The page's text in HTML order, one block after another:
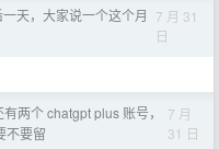
天，大家说一个这个月 7 月 31
日
两个 chatgpt plus 账号，
不要留
7 月
31 日